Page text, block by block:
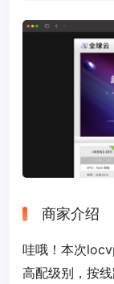
商家介绍
哇哦！本次
高配级别，按